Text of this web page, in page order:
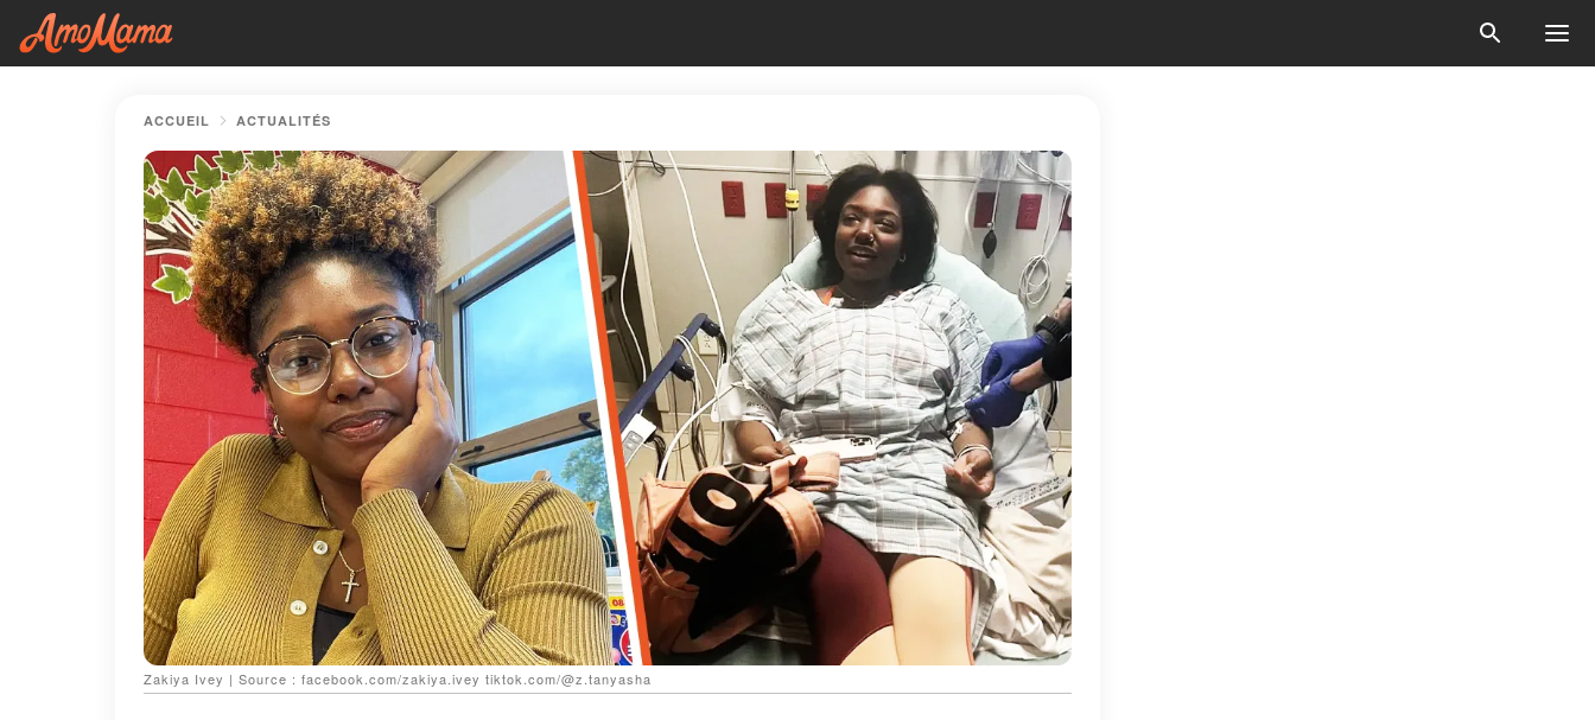
ACCUEIL ACTUALITÉS
Zakiya Ivey | Source : facebook.com/zakiya.ivey tiktok.com/@z.tanyasha